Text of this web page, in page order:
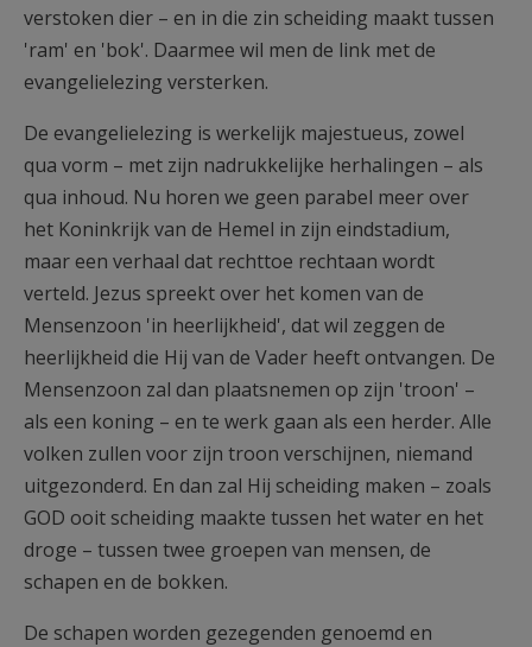
verstoken dier – en in die zin scheiding maakt tussen
'ram' en 'bok'. Daarmee wil men de link met de
evangelielezing versterken.
De evangelielezing is werkelijk majestueus, zowel
qua vorm – met zijn nadrukkelijke herhalingen – als
qua inhoud. Nu horen we geen parabel meer over
het Koninkrijk van de Hemel in zijn eindstadium,
maar een verhaal dat rechttoe rechtaan wordt
verteld. Jezus spreekt over het komen van de
Mensenzoon 'in heerlijkheid', dat wil zeggen de
heerlijkheid die Hij van de Vader heeft ontvangen. De
Mensenzoon zal dan plaatsnemen op zijn 'troon' –
als een koning – en te werk gaan als een herder. Alle
volken zullen voor zijn troon verschijnen, niemand
uitgezonderd. En dan zal Hij scheiding maken – zoals
GOD ooit scheiding maakte tussen het water en het
droge – tussen twee groepen van mensen, de
schapen en de bokken.
De schapen worden gezegenden genoemd en